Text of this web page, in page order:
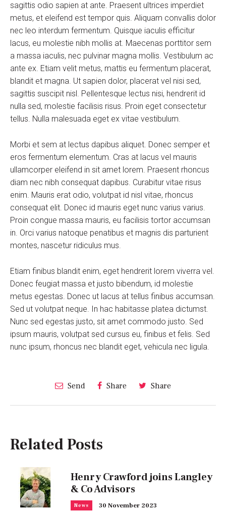
sagittis odio sapien at ante. Praesent ultrices imperdiet
metus, et eleifend est tempor quis. Aliquam convallis dolor
nec leo interdum fermentum. Quisque iaculis efficitur
lacus, eu molestie nibh mollis at. Maecenas porttitor sem
a massa iaculis, nec pulvinar magna mollis. Vestibulum ac
ante ex. Etiam velit metus, mattis eu fermentum placerat,
blandit et magna. Ut sapien dolor, placerat vel nisi sed,
sagittis suscipit nisl. Pellentesque lectus nisi, hendrerit id
nulla sed, molestie facilisis risus. Proin eget consectetur
tellus. Nulla malesuada eget ex vitae vestibulum.
Morbi et sem at lectus dapibus aliquet. Donec semper et
eros fermentum elementum. Cras at lacus vel mauris
ullamcorper eleifend in sit amet lorem. Praesent rhoncus
diam nec nibh consequat dapibus. Curabitur vitae risus
enim. Mauris erat odio, volutpat id nisl vitae, rhoncus
consequat elit. Donec id mauris eget nunc varius varius.
Proin congue massa mauris, eu facilisis tortor accumsan
in. Orci varius natoque penatibus et magnis dis parturient
montes, nascetur ridiculus mus.
Etiam finibus blandit enim, eget hendrerit lorem viverra vel.
Donec feugiat massa et justo bibendum, id molestie
metus egestas. Donec ut lacus at tellus finibus accumsan.
Sed ut volutpat neque. In hac habitasse platea dictumst.
Nunc sed egestas justo, sit amet commodo justo. Sed
ipsum mauris, volutpat sed cursus eu, finibus et felis. Sed
nunc ipsum, rhoncus nec blandit eget, vehicula nec ligula.
Send Share Share
Related Posts
Henry Crawford joins Langley
& Co Advisors
News 30 November 2023